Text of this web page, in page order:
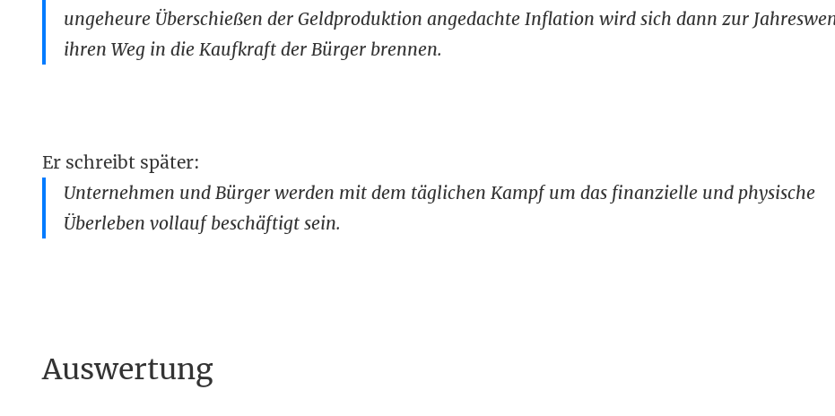
ungeheure Überschießen der Geldproduktion angedachte Inflation wird sich dann zur
ihren Weg in die Kaufkraft der Bürger brennen.
Er schreibt später:
Unternehmen und Bürger werden mit dem täglichen Kampf um das finanzielle und physische
Überleben vollauf beschäftigt sein.
Auswertung